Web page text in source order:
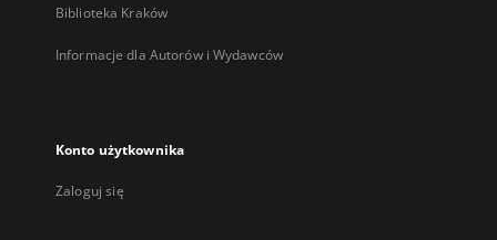
Biblioteka Kraków
Informacje dla Autorów i Wydawców
Konto użytkownika
Zaloguj się